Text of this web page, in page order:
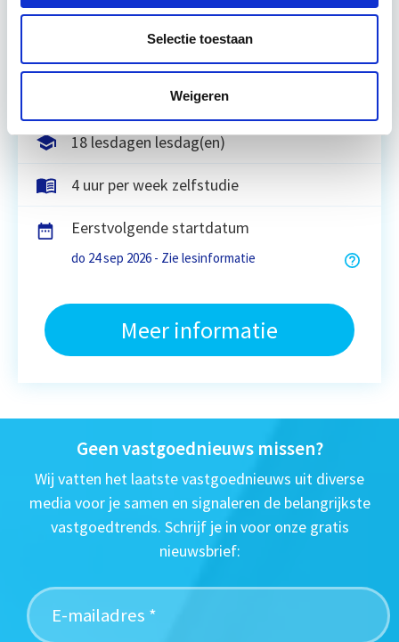
Selectie toestaan
Weigeren
bouweconomie volledig circulair is. Dit betekent
Lees verder
Utrecht of online
18 lesdagen lesdag(en)
4 uur per week zelfstudie
Eerstvolgende startdatum
do 24 sep 2026 - Zie lesinformatie
Meer informatie
Geen vastgoednieuws missen?
Wij vatten het laatste vastgoednieuws uit diverse
media voor je samen en signaleren de belangrijkste
vastgoedtrends. Schrijf je in voor onze gratis
nieuwsbrief: